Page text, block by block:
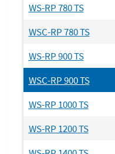
WS-RP 780 TS
WSC-RP 780 TS
WS-RP 900 TS
WSC-RP 900 TS
WS-RP 1000 TS
WS-RP 1200 TS